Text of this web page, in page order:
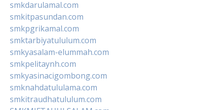
smkdarulamal.com
smkitpasundan.com
smkpgrikamal.com
smktarbiyatululum.com
smkyasalam-elummah.com
smkpelitaynh.com
smkyasinacigombong.com
smknahdatululama.com
smkitraudhatululum.com